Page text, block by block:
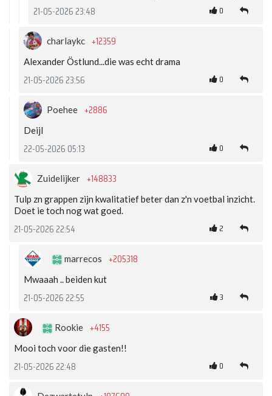
21-05-2026 23:48 0
charlaykc +12359
Alexander Östlund...die was echt drama
21-05-2026 23:56 0
Poehee +2886
Deijl
22-05-2026 05:13 0
Zuidelijker +148833
Tulp zn grappen zijn kwalitatief beter dan z'n voetbal inzicht.
Doet ie toch nog wat goed.
21-05-2026 22:54 2
marrecos +205318
Mwaaah .. beiden kut
21-05-2026 22:55 3
Rookie +4155
Mooi toch voor die gasten!!
21-05-2026 22:48 0